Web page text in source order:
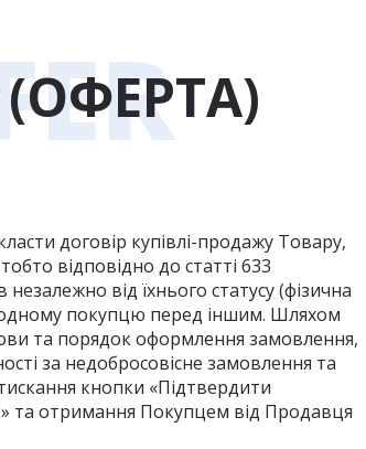
договір купівлі-продажу Товару,
відповідно до статті 633
від їхнього статусу (фізична
одному покупцю перед іншим. Шляхом
та порядок оформлення замовлення,
за недобросовісне замовлення та
кнопки «Підтвердити
та отримання Покупцем від Продавця